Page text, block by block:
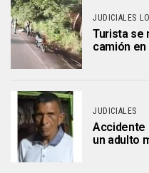
JUDICIALES
Turista se
camión
JUDICIALES
Accidente
un adulto